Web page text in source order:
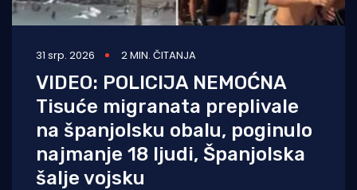
31 srp. 2026 2 MIN. ČITANJA
VIDEO: POLICIJA NEMOĆNA
Tisuće migranata preplivale
na španjolsku obalu, poginulo
najmanje 18 ljudi, Španjolska
šalje vojsku